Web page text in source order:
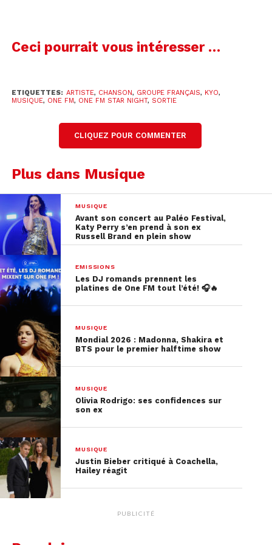
les retrouver avec un nouvel album ! C’est sur le
Voir cette publication sur Instagram
On espère que ça sera possible très
Ceci pourrait vous intéresser …
ETIQUETTES: ARTISTE, CHANSON, GROUPE FRANÇAIS, KYO,
MUSIQUE, ONE FM, ONE FM STAR NIGHT, SORTIE
CLIQUEZ POUR COMMENTER
Plus dans Musique
MUSIQUE
Avant son concert au Paléo Festival,
Katy Perry s’en prend à son ex
Russell Brand en plein show
EMISSIONS
Les DJ romands prennent les
platines de One FM tout l’été! 🎧🔥
MUSIQUE
Mondial 2026 : Madonna, Shakira et
BTS pour le premier halftime show
MUSIQUE
Olivia Rodrigo: ses confidences sur
son ex
MUSIQUE
Justin Bieber critiqué à Coachella,
Hailey réagit
PUBLICITÉ